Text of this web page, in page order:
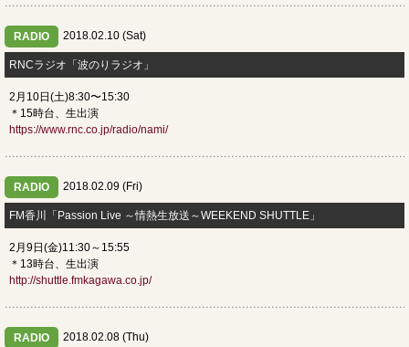
RADIO 2018.02.10 (Sat)
RNCラジオ「波のりラジオ」
2月10日(土)8:30〜15:30
＊15時台、生出演
https://www.rnc.co.jp/radio/nami/
RADIO 2018.02.09 (Fri)
FM香川「Passion Live ～情熱生放送～WEEKEND SHUTTLE」
2月9日(金)11:30～15:55
＊13時台、生出演
http://shuttle.fmkagawa.co.jp/
RADIO 2018.02.08 (Thu)